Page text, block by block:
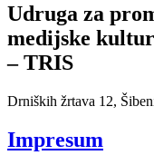
Udruga za
medijske
– TRIS
Drniških žrtava 12,
Impresum